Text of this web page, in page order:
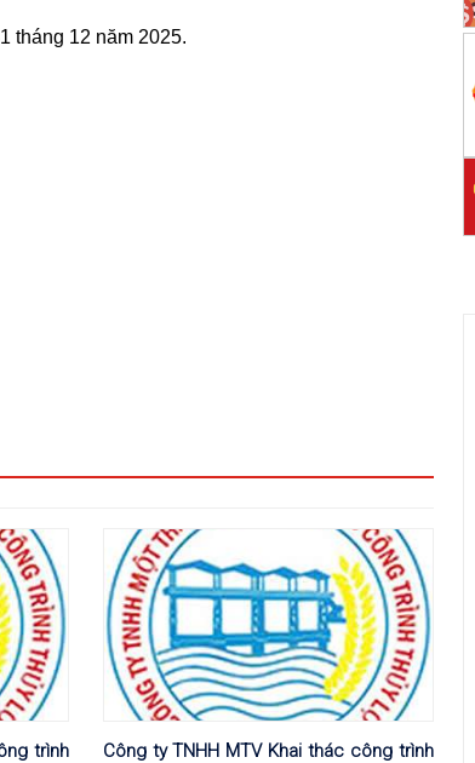
tháng 12 năm 2025.
trình
Công ty TNHH MTV Khai thác công trình